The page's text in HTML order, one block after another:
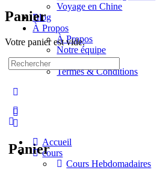
Voyage en Chine
Blog
À Propos
À Propos
Notre équipe
Contact
Termes & Conditions
Panier
Panier
Votre panier est vide.
Recherche
pour:
Accueil
cours
Cours Hebdomadaires